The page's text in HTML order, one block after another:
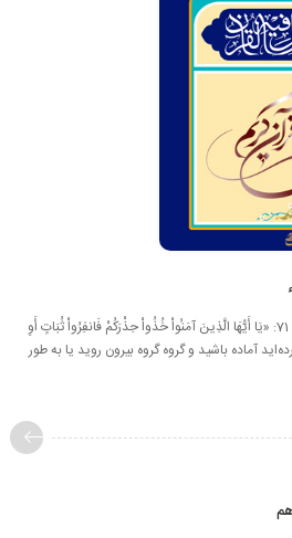
سوره مبارکه نساء، آیات 74 ـ 71 : آیه 71: «يَا أَيُّهَا الَّذِينَ آمَنُواْ خُذُواْ حِذْرَكُمْ فَانفِرُواْ ثُبَاتٍ أَوِ
آماده باشيد و گروه گروه بيرون رويد يا به طور